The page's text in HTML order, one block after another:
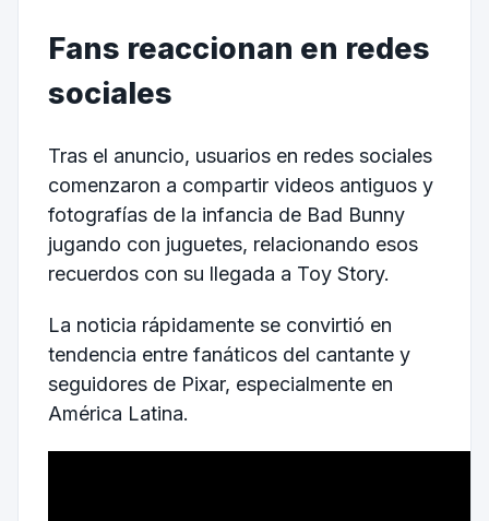
Fans reaccionan en redes
sociales
Tras el anuncio, usuarios en redes sociales
comenzaron a compartir videos antiguos y
fotografías de la infancia de Bad Bunny
jugando con juguetes, relacionando esos
recuerdos con su llegada a Toy Story.
La noticia rápidamente se convirtió en
tendencia entre fanáticos del cantante y
seguidores de Pixar, especialmente en
América Latina.